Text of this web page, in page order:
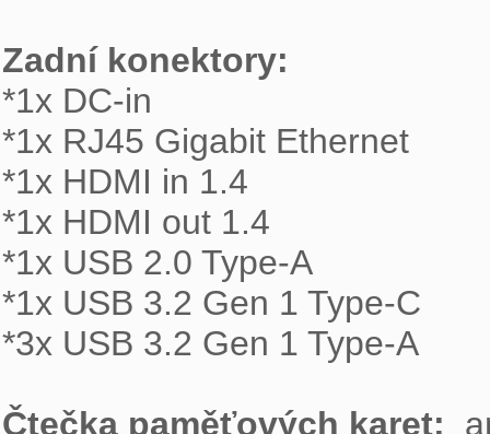
Zadní konektory:
*1x DC-in
*1x RJ45 Gigabit Ethernet
*1x HDMI in 1.4
*1x HDMI out 1.4
*1x USB 2.0 Type-A
*1x USB 3.2 Gen 1 Type-C
*3x USB 3.2 Gen 1 Type-A
Čtečka paměťových karet: